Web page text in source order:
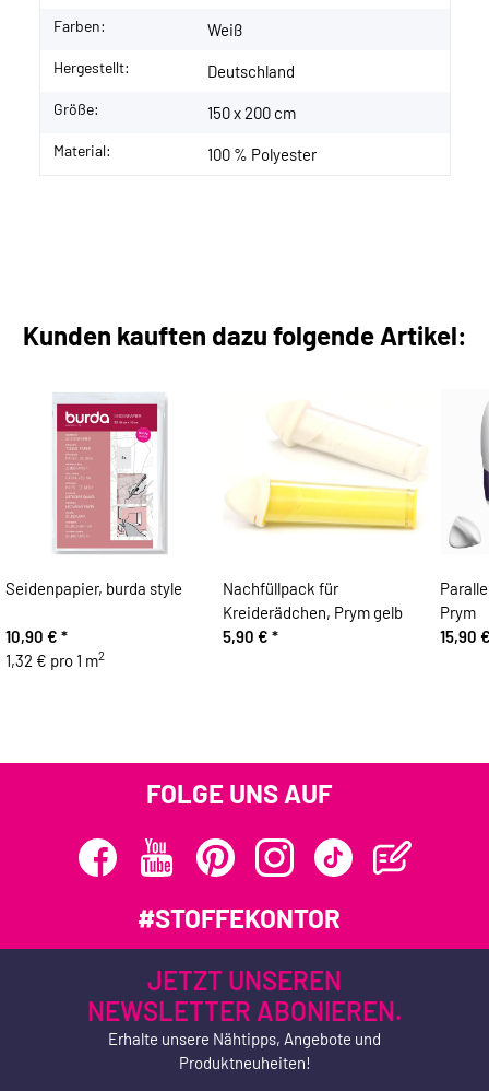
Farben: Weiß
Hergestellt: Deutschland
Größe: 150 x 200 cm
Material: 100 % Polyester
Kunden kauften dazu folgende Artikel:
Seidenpapier, burda style
10,90 € *
1,32 € pro 1 m2
Nachfüllpack für
Kreiderädchen, Prym gelb
5,90 € *
Prym
15,90
FOLGE UNS AUF
#STOFFEKONTOR
JETZT UNSEREN
NEWSLETTER ABONIEREN.
Erhalte unsere Nähtipps, Angebote und
Produktneuheiten!